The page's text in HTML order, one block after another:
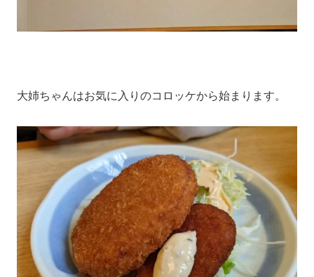
大姉ちゃんはお気に入りのコロッケから始まります。